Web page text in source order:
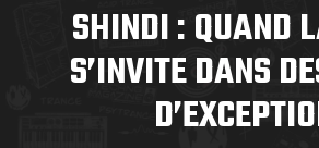
SHINDI : QUAND
S’INVITE DANS